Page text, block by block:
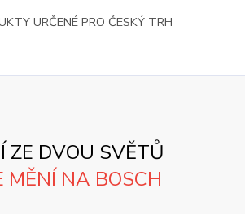
URČENÉ PRO ČESKÝ TRH
ZE DVOU SVĚTŮ
MĚNÍ NA BOSCH